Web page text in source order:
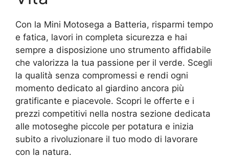
Con la Mini Motosega a Batteria, risparmi tempo
e fatica, lavori in completa sicurezza e hai
sempre a disposizione uno strumento affidabile
che valorizza la tua passione per il verde. Scegli
la qualità senza compromessi e rendi ogni
momento dedicato al giardino ancora più
gratificante e piacevole. Scopri le offerte e i
prezzi competitivi nella nostra sezione dedicata
alle motoseghe piccole per potatura e inizia
subito a rivoluzionare il tuo modo di lavorare
con la natura.